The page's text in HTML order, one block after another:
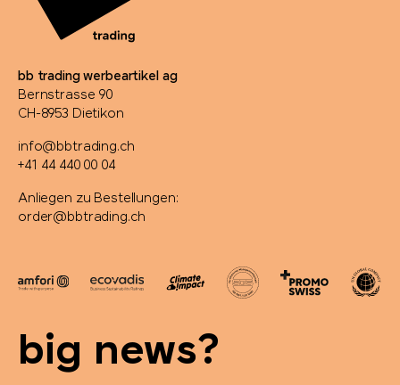
bb trading werbeartikel ag
Bernstrasse 90
CH-8953 Dietikon
info@bbtrading.ch
+41 44 440 00 04
Anliegen zu Bestellungen:
order@bbtrading.ch
big news?